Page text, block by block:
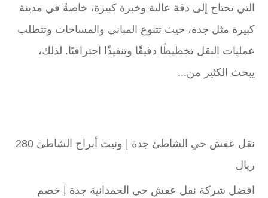
التي تحتاج إلى دقة عالية وخبرة كبيرة، خاصةً في مدينة
كبيرة مثل جدة، حيث تتنوع المباني والمساحات وتتطلب
عمليات النقل تخطيطًا دقيقًا وتنفيذًا احترافيًا. لذلك،
يبحث الكثير من...
نقل عفش حي الشاطئ جدة | ونيت أبراج الشاطئ 280
ريال
افضل شركة نقل عفش حي الحمدانية جدة | خصم